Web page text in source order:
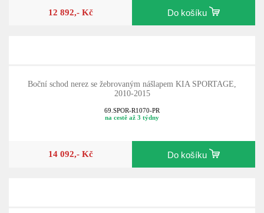
12 892,- Kč Do košíku
Boční schod nerez se žebrovaným nášlapem KIA SPORTAGE,
2010-2015
69.SPOR-R1070-PR
na cestě až 3 týdny
14 092,- Kč Do košíku